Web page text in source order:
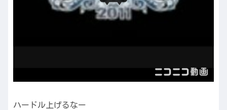
ハードル上げるなー